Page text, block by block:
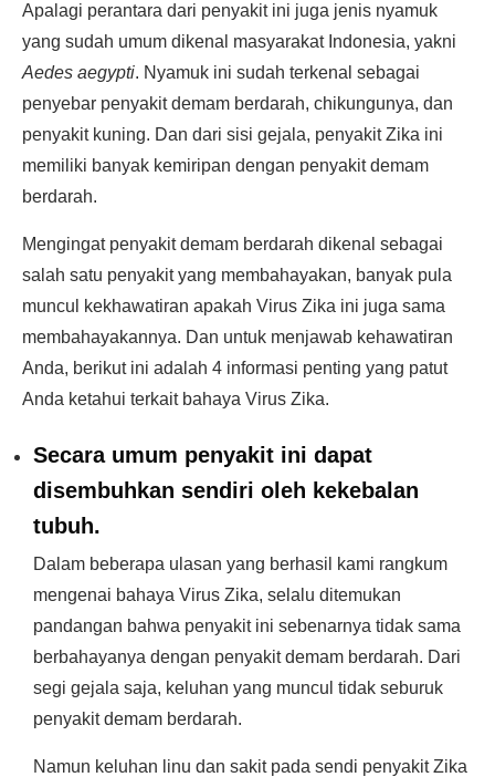
Apalagi perantara dari penyakit ini juga jenis nyamuk
yang sudah umum dikenal masyarakat Indonesia, yakni
Aedes aegypti. Nyamuk ini sudah terkenal sebagai
penyebar penyakit demam berdarah, chikungunya, dan
penyakit kuning. Dan dari sisi gejala, penyakit Zika ini
memiliki banyak kemiripan dengan penyakit demam
berdarah.
Mengingat penyakit demam berdarah dikenal sebagai
salah satu penyakit yang membahayakan, banyak pula
muncul kekhawatiran apakah Virus Zika ini juga sama
membahayakannya. Dan untuk menjawab kehawatiran
Anda, berikut ini adalah 4 informasi penting yang patut
Anda ketahui terkait bahaya Virus Zika.
Secara umum penyakit ini dapat
disembuhkan sendiri oleh kekebalan
tubuh.
Dalam beberapa ulasan yang berhasil kami rangkum
mengenai bahaya Virus Zika, selalu ditemukan
pandangan bahwa penyakit ini sebenarnya tidak sama
berbahayanya dengan penyakit demam berdarah. Dari
segi gejala saja, keluhan yang muncul tidak seburuk
penyakit demam berdarah.
Namun keluhan linu dan sakit pada sendi penyakit Zika